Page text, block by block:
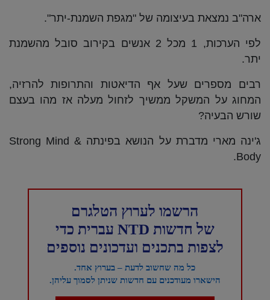
ארה"ב נמצאת בעיצומה של "מגפת השמנת-יתר".
לפי הערכות, 1 מכל 2 אנשים בקירוב סובל מהשמנת
יתר.
רבים מספרים שעל אף הדיאטות והתרופות להרזיה,
המחוג על המשקל ממשיך לזחול מעלה אז מהו בעצם
שורש הבעיה?
ג'ינה מארי מדברת על הנושא בפינתה Strong Mind &
Body.
הרשמו לערוץ הטלגרם
של חדשות NTD עברית כדי
לצפות בתכנים ועדכונים נוספים
כל מה שחשוב לדעת – בערוץ אחד.
הישארו מעודכנים עם חדשות שניתן לסמוך עליהן.